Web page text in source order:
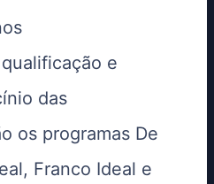
e
das
os programas De
Franco Ideal e